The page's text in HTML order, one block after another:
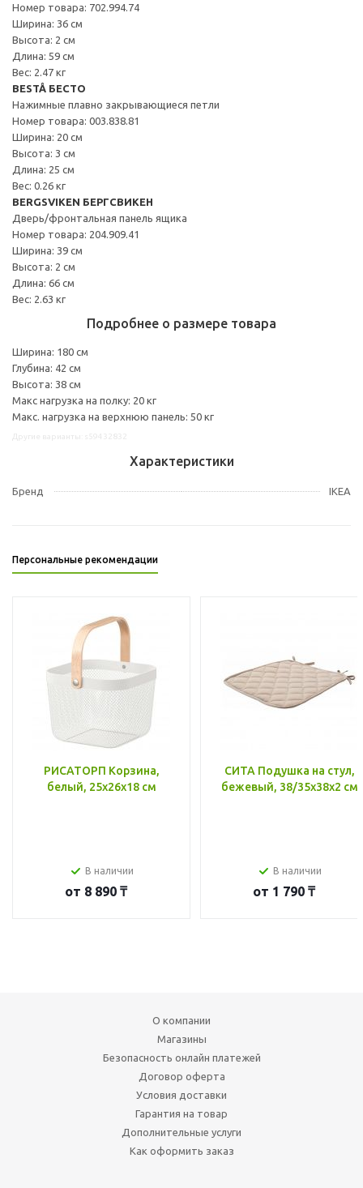
Номер товара: 702.994.74
Ширина: 36 см
Высота: 2 см
Длина: 59 см
Вес: 2.47 кг
BESTÅ БЕСТО
Нажимные плавно закрывающиеся петли
Номер товара: 003.838.81
Ширина: 20 см
Высота: 3 см
Длина: 25 см
Вес: 0.26 кг
BERGSVIKEN БЕРГСВИКЕН
Дверь/фронтальная панель ящика
Номер товара: 204.909.41
Ширина: 39 см
Высота: 2 см
Длина: 66 см
Вес: 2.63 кг
Подробнее о размере товара
Ширина: 180 см
Глубина: 42 см
Высота: 38 см
Макс нагрузка на полку: 20 кг
Макс. нагрузка на верхнюю панель: 50 кг
Характеристики
Бренд IKEA
Персональные рекомендации
РИСАТОРП Корзина,
белый, 25x26x18 см
В наличии
от 8 890 ₸
СИТА Подушка на стул,
бежевый, 38/35x38x2 см
В наличии
от 1 790 ₸
О компании
Магазины
Безопасность онлайн платежей
Договор оферта
Условия доставки
Гарантия на товар
Дополнительные услуги
Как оформить заказ